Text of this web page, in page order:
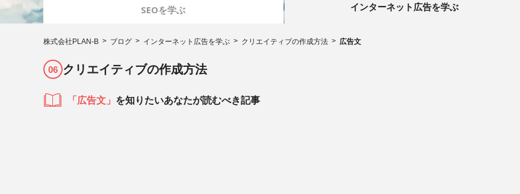
SEOを学ぶ インターネット広告を学ぶ
株式会社PLAN-B ブログ インターネット広告を学ぶ クリエイティブの作成方法 広告文
06 クリエイティブの作成方法
「広告文」 を知りたいあなたが読むべき記事